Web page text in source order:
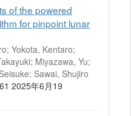
of the powered
for pinpoint lunar
Yokota, Kentaro;
Miyazawa, Yu;
Sawai, Shujiro
2025年6月19